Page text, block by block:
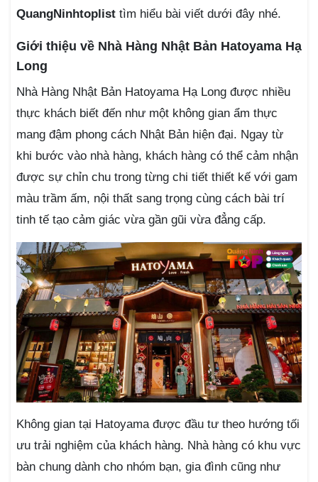
QuangNinhtoplist tìm hiểu bài viết dưới đây nhé.
Giới thiệu về Nhà Hàng Nhật Bản Hatoyama Hạ
Long
Nhà Hàng Nhật Bản Hatoyama Hạ Long được nhiều
thực khách biết đến như một không gian ẩm thực
mang đậm phong cách Nhật Bản hiện đại. Ngay từ
khi bước vào nhà hàng, khách hàng có thể cảm nhận
được sự chỉn chu trong từng chi tiết thiết kế với gam
màu trầm ấm, nội thất sang trọng cùng cách bài trí
tinh tế tạo cảm giác vừa gần gũi vừa đẳng cấp.
Không gian tại Hatoyama được đầu tư theo hướng tối
ưu trải nghiệm của khách hàng. Nhà hàng có khu vực
bàn chung dành cho nhóm bạn, gia đình cũng như